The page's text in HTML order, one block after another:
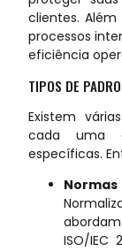
clientes.
processos
eficiência
TIPOS DE
Existem
cada uma
específicas.
Normas
ISO/IEC